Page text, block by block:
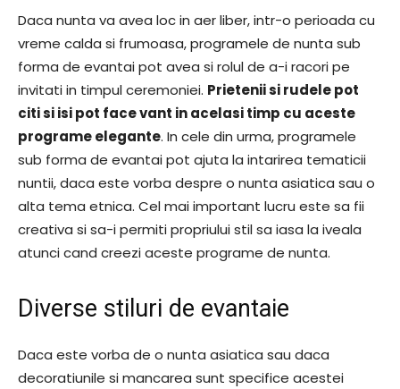
Daca nunta va avea loc in aer liber, intr-o perioada cu
vreme calda si frumoasa, programele de nunta sub
forma de evantai pot avea si rolul de a-i racori pe
invitati in timpul ceremoniei. Prietenii si rudele pot
citi si isi pot face vant in acelasi timp cu aceste
programe elegante. In cele din urma, programele
sub forma de evantai pot ajuta la intarirea tematicii
nuntii, daca este vorba despre o nunta asiatica sau o
alta tema etnica. Cel mai important lucru este sa fii
creativa si sa-i permiti propriului stil sa iasa la iveala
atunci cand creezi aceste programe de nunta.
Diverse stiluri de evantaie
Daca este vorba de o nunta asiatica sau daca
decoratiunile si mancarea sunt specifice acestei